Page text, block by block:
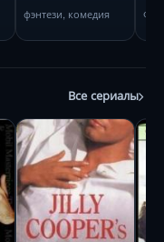
фэнтези, комедия
Все сериалы